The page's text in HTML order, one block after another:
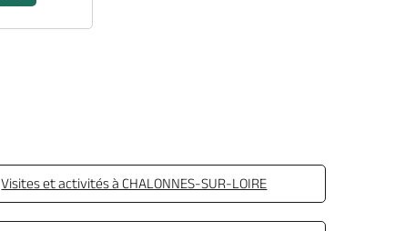
Visites et activités à CHALONNES-SUR-LOIRE